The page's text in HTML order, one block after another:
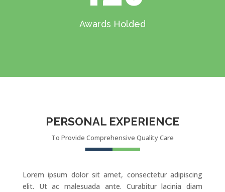
Awards Holded
PERSONAL EXPERIENCE
To Provide Comprehensive Quality Care
Lorem ipsum dolor sit amet, consectetur adipiscing
elit. Ut ac malesuada ante. Curabitur lacinia diam